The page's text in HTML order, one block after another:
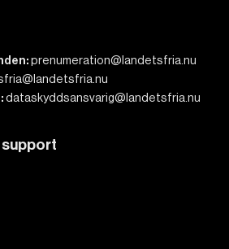
prenumeration@landetsfria.nu
dataskyddsansvarig@landetsfria.nu
support